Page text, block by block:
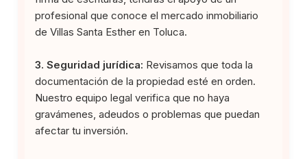
profesional que conoce el mercado inmobiliario
de Villas Santa Esther en Toluca.
3. Seguridad jurídica: Revisamos que toda la
documentación de la propiedad esté en orden.
Nuestro equipo legal verifica que no haya
gravámenes, adeudos o problemas que puedan
afectar tu inversión.